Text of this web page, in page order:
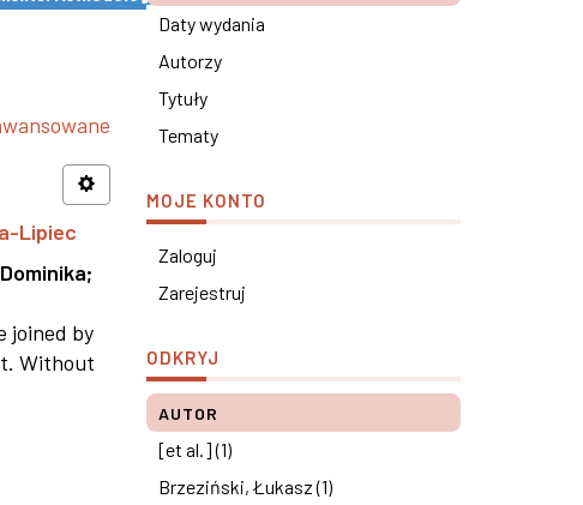
Lipiec
;
joined by
Without
Daty wydania
Autorzy
Tytuły
Tematy
MOJE KONTO
Zaloguj
Zarejestruj
ODKRYJ
AUTOR
[et al.] (1)
Brzeziński, Łukasz (1)